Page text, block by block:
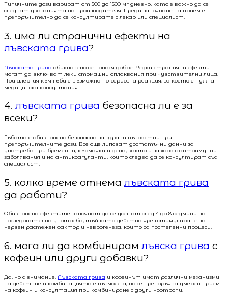
Типичните дози варират от 500 до 1500 мг дневно, като е важно да се
следват указанията на производителя. Преди започване на прием е
препоръчително да се консултирате с лекар или специалист.
3. има ли странични ефекти на
лъвската грива?
Лъвската грива обикновено се понася добре. Редки странични ефекти
могат да включват леки стомашни оплаквания при чувствителни лица.
При алергия към гъби е възможна по-сериозна реакция, за което е нужна
медицинска консултация.
4. лъвската грива безопасна ли е за
всеки?
Гъбата е обикновено безопасна за здрави възрастни при
препоръчителните дози. Все още липсват достатъчни данни за
употреба при бременни, кърмачки и деца, както и за хора с автоимунни
заболявания и на антикоагуланти, които следва да се консултират със
специалист.
5. колко време отнема лъвската грива
да работи?
Обикновено ефектите започват да се усещат след 4 до 8 седмици на
последователна употреба, тъй като действа чрез стимулиране на
нервен растежен фактор и неврогенеза, които са постепенни процеси.
6. мога ли да комбинирам лъвска грива с
кофеин или други добавки?
Да, но с внимание. Лъвската грива и кофеинът имат различни механизми
на действие и комбинацията е възможна, но се препоръчва умерен прием
на кофеин и консултация при комбиниране с други ноотропи.